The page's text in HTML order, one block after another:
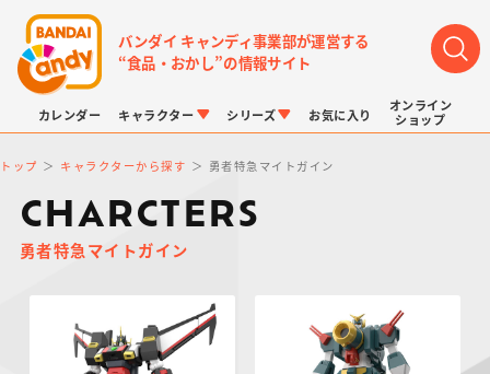
バンダイ キャンディ事業部が運営する
“食品・おかし”の情報サイト
カレンダー キャラクター シリーズ お気に入り
オンライン
ショップ
トップ キャラクターから探す 勇者特急マイトガイン
CHARCTERS
勇者特急マイトガイン